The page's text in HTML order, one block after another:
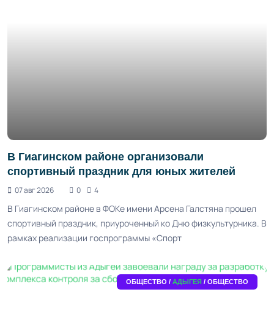
В Гиагинском районе организовали
спортивный праздник для юных жителей
07 авг 2026 0 4
В Гиагинском районе в ФОКе имени Арсена Галстяна прошел
спортивный праздник, приуроченный ко Дню физкультурника. В
рамках реализации госпрограммы «Спорт
ОБЩЕСТВО / АДЫГЕЯ / ОБЩЕСТВО